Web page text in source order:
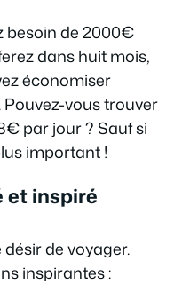
besoin de 2000€
dans huit mois,
économiser
vous trouver
par jour ? Sauf si
important !
et inspiré
de voyager.
inspirantes :